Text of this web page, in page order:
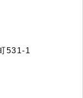
531-1